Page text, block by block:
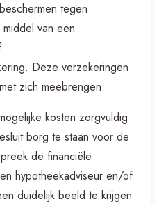
tegen
middel van een
Deze verzekeringen
zich meebrengen.
kosten zorgvuldig
borg te staan voor de
de financiële
hypotheekadviseur en/of
duidelijk beeld te krijgen